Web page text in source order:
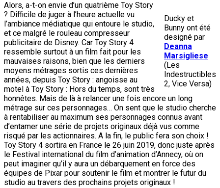
Ducky et
Bunny ont été
designé par
Deanna
Marsigliese
(Les
Indestructibles
2, Vice Versa)
Alors, a-t-on envie d’un quatrième Toy Story
? Difficile de juger à l’heure actuelle vu
l’ambiance médiatique qui entoure le studio,
et ce malgré le rouleau compresseur
publicitaire de Disney. Car Toy Story 4
ressemble surtout à un film fait pour les
mauvaises raisons, bien que les derniers
moyens métrages sortis ces dernières
années, depuis Toy Story : angoisse au
motel à Toy Story : Hors du temps, sont très
honnêtes. Mais de là à relancer une fois encore un long
métrage sur ces personnages… On sent que le studio cherche
à rentabiliser au maximum ses personnages connus avant
d’entamer une série de projets originaux déjà vus comme
risqué par les actionnaires. A la fin, le public fera son choix !
Toy Story 4 sortira en France le 26 juin 2019, donc juste après
le Festival international du film d’animation d’Annecy, où on
peut imaginer qu’il y aura un débarquement en force des
équipes de Pixar pour soutenir le film et montrer le futur du
studio au travers des prochains projets originaux !